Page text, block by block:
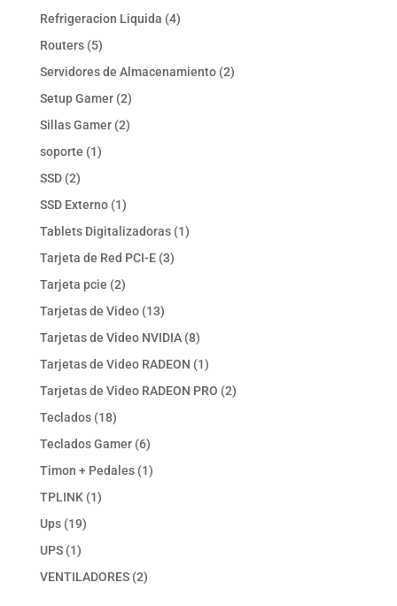
productos
Refrigeracion Liquida 44
Routers 55
productos
Servidores de Almacenamiento 22
Setup Gamer 22
productos
Sillas Gamer 22
soporte 11
SSD 22
productos
SSD Externo 11
producto
Tablets Digitalizadoras 11
Tarjeta de Red PCI-E 33
Tarjeta pcie 22
productos
Tarjetas de Video 1313
productos
Tarjetas de Video NVIDIA 88
productos
Tarjetas de Video RADEON 11
producto
Tarjetas de Video RADEON PRO 22
Teclados 1818
productos
Teclados Gamer 66
productos
Timon + Pedales 11
TPLINK 11
Ups 1919
UPS 11
producto
VENTILADORES 22